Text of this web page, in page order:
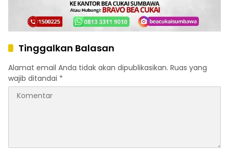
Tinggalkan Balasan
Alamat email Anda tidak akan dipublikasikan. Ruas yang
wajib ditandai *